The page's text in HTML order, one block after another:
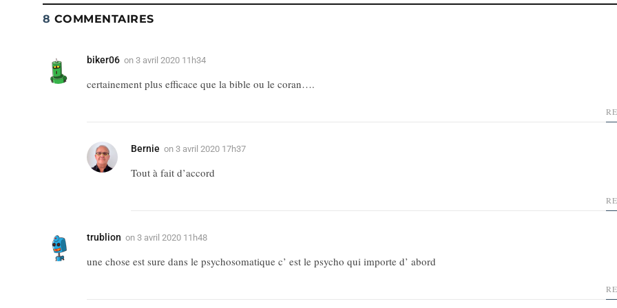
8 COMMENTAIRES
biker06 on 3 avril 2020 11h34
certainement plus efficace que la bible ou le coran….
Bernie on 3 avril 2020 17h37
Tout à fait d’accord
trublion on 3 avril 2020 11h48
une chose est sure dans le psychosomatique c’ est le psycho qui importe d’ abord